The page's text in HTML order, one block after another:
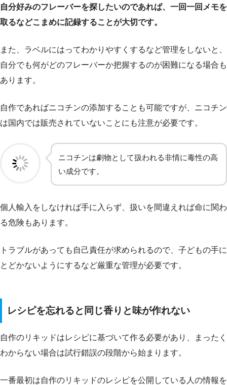
自分好みのフレーバーを探したいのであれば、一回一回メモを
取るなどこまめに記録することが大切です。
また、ラベルにはってわかりやすくするなど管理をしないと、
自分でも何がどのフレーバーか把握するのが困難になる場合も
あります。
自作であればニコチンの添加することも可能ですが、ニコチン
は国内では販売されていないことにも注意が必要です。
ニコチンは劇物として扱われる非情に毒性の高
い成分です。
個人輸入をしなければ手に入らず、扱いを間違えれば命に関わ
る危険もあります。
トラブルがあっても自己責任が求められるので、子どもの手に
とどかないようにするなど厳重な管理が必要です。
レシピを忘れると同じ香りと味が作れない
自作のリキッドはレシピに基づいて作る必要があり、まったく
わからない場合は試行錯誤の段階から始まります。
一番最初は自作のリキッドのレシピを公開している人の情報を